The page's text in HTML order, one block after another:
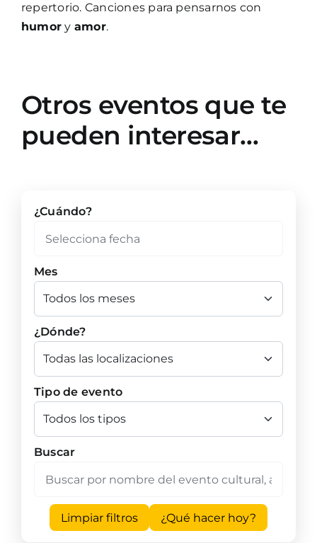
repertorio. Canciones para pensarnos con
humor y amor.
Otros eventos que te
pueden interesar…
¿Cuándo?
Mes
¿Dónde?
Tipo de evento
Buscar
Limpiar filtros ¿Qué hacer hoy?